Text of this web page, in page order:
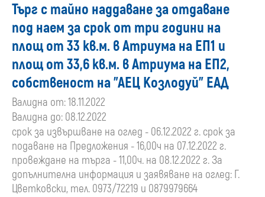
Търг с тайно наддаване за отдаване
под наем за срок от три години на
площ от 33 кв.м. в Атриума на ЕП1 и
площ от 33,6 кв.м. в Атриума на ЕП2,
собственост на "АЕЦ Козлодуй" ЕАД
Валидна от: 18.11.2022
Валидна до: 08.12.2022
срок за извършване на оглед - 06.12.2022 г. срок за
подаване на Предложения - 16,00ч на 07.12.2022 г.
провеждане на търга - 11,00ч. на 08.12.2022 г. За
допълнителна информация и заявяване на оглед: Г.
Цветковски, тел. 0973/72219 и 0879979664